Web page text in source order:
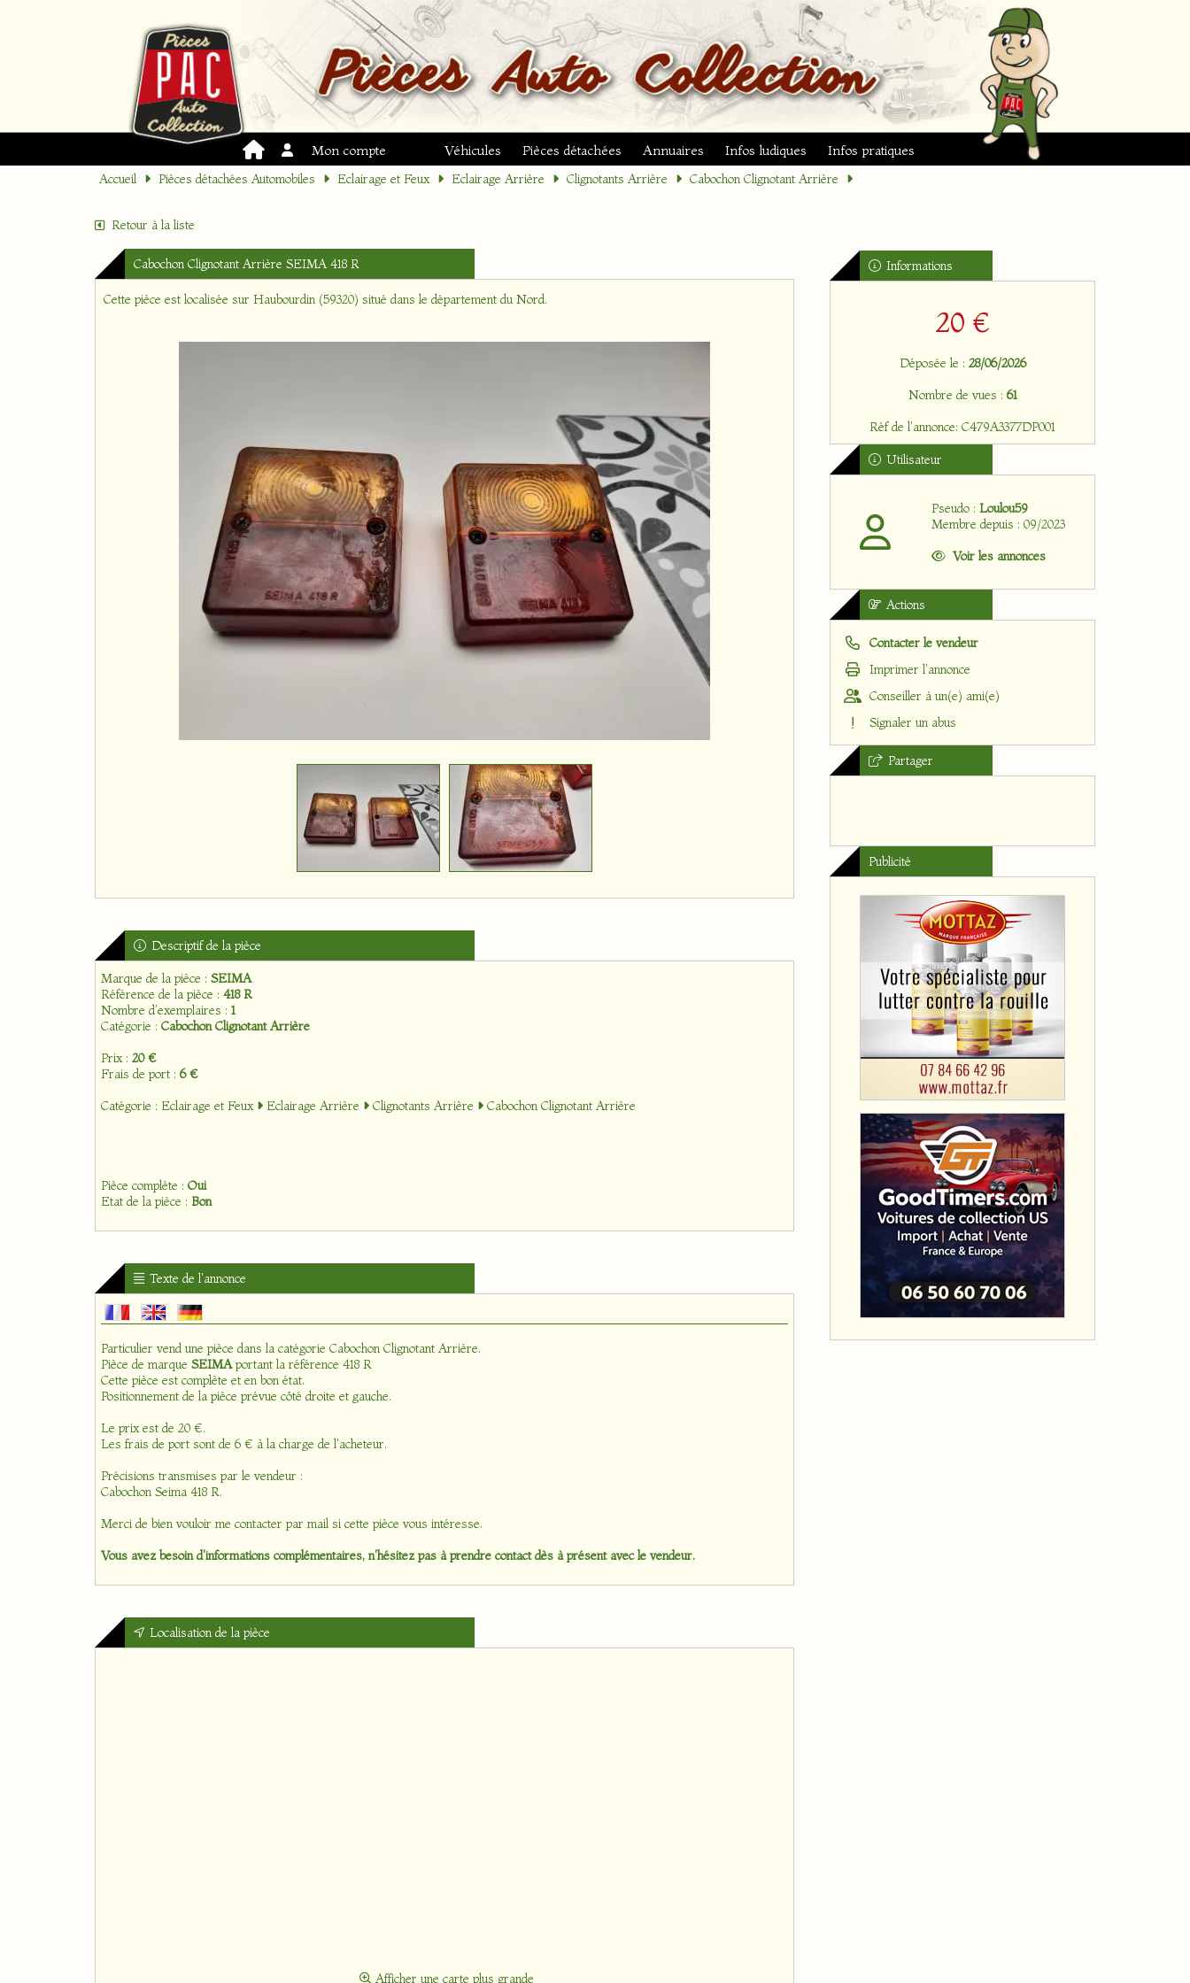
Mon compte Véhicules Pièces détachées Annuaires Infos ludiques Infos pratiques
Accueil Pièces détachées Automobiles Eclairage et Feux Eclairage Arrière Clignotants Arrière Cabochon Clignotant Arrière
Retour à la liste
Informations
20 €
Déposée le : 28/06/2026
Nombre de vues : 61
Réf de l'annonce: C479A3377DP001
Utilisateur
Pseudo : Loulou59
Membre depuis : 09/2023
Voir les annonces
Actions
Contacter le vendeur
Imprimer l'annonce
Conseiller à un(e) ami(e)
Signaler un abus
Partager
Publicité
Cabochon Clignotant Arrière SEIMA 418 R
Cette pièce est localisée sur Haubourdin (59320) situé dans le département du Nord.
Descriptif de la pièce
Marque de la pièce : SEIMA
Référence de la pièce : 418 R
Nombre d'exemplaires : 1
Catégorie : Cabochon Clignotant Arrière
Prix : 20 €
Frais de port : 6 €
Catégorie : Eclairage et Feux Eclairage Arrière Clignotants Arrière Cabochon Clignotant Arrière
Pièce complète : Oui
Etat de la pièce : Bon
Texte de l'annonce
Particulier vend une pièce dans la catégorie Cabochon Clignotant Arrière.
Pièce de marque SEIMAportant la référence 418 R
Cette pièce est complète et en bon état.
Positionnement de la pièce prévue côté droite et gauche.
Le prix est de 20 €.
Les frais de port sont de 6 € à la charge de l'acheteur.
Précisions transmises par le vendeur :
Cabochon Seima 418 R.
Merci de bien vouloir me contacter par mail si cette pièce vous intéresse.
Vous avez besoin d'informations complémentaires, n'hésitez pas à prendre contact dès à présent avec le vendeur.
Localisation de la pièce
Afficher une carte plus grande